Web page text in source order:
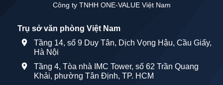
Công ty TNHH ONE-VALUE Việt Nam
Trụ sở văn phòng Việt Nam
Tầng 14, số 9 Duy Tân, Dịch Vọng Hậu, Cầu Giấy,
Hà Nội
Tầng 4, Tòa nhà IMC Tower, số 62 Trần Quang
Khải, phường Tân Định, TP. HCM